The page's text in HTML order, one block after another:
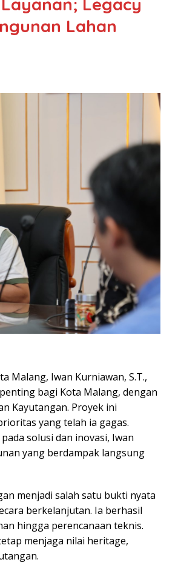
Lahan
Malang, Iwan Kurniawan, S.T.,
bagi Kota Malang, dengan
Kayutangan. Proyek ini
yang telah ia gagas.
solusi dan inovasi, Iwan
yang berdampak langsung
menjadi salah satu bukti nyata
berkelanjutan. Ia berhasil
hingga perencanaan teknis.
menjaga nilai heritage,